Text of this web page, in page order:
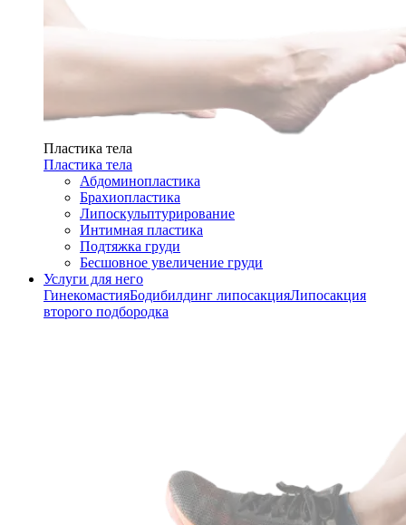
Пластика тела
Пластика тела
Абдоминопластика
Брахиопластика
Липоскульптурирование
Интимная пластика
Подтяжка груди
Бесшовное увеличение груди
Услуги для него
ГинекомастияБодибилдинг липосакцияЛипосакция
второго подбородка